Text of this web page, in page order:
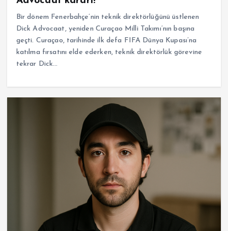
Bir dönem Fenerbahçe’nin teknik direktörlüğünü üstlenen
Dick Advocaat, yeniden Curaçao Milli Takımı’nın başına
geçti. Curaçao, tarihinde ilk defa FIFA Dünya Kupası’na
katılma fırsatını elde ederken, teknik direktörlük görevine
tekrar Dick…